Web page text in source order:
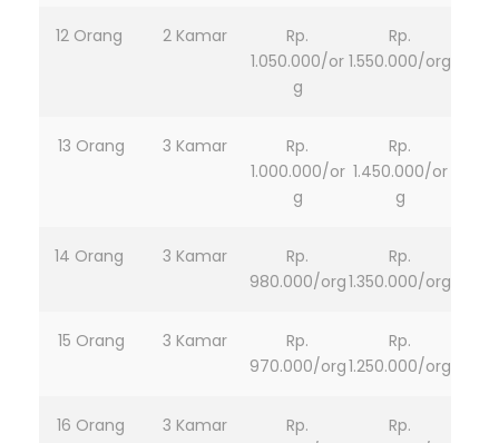
12 Orang 2 Kamar
Rp.
1.050.000/or
g
Rp.
1.550.000/org
13 Orang 3 Kamar
Rp.
1.000.000/or
g
Rp.
1.450.000/or
g
14 Orang 3 Kamar
Rp.
980.000/org
Rp.
1.350.000/org
15 Orang 3 Kamar
Rp.
970.000/org
Rp.
1.250.000/org
16 Orang 3 Kamar
Rp.
Rp.